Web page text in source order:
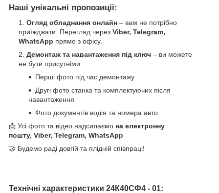
Наші унікальні пропозиції:
Огляд обладнання онлайн – вам не потрібно
приїжджати. Перегляд через Viber, Telegram,
WhatsApp прямо з офісу.
Демонтаж та навантаження під ключ – ви можете
не бути присутніми:
Перші фото під час демонтажу
Другі фото станка та комплектуючих після
навантаження
Фото документів водія та номера авто
📩 Усі фото та відео надсилаємо на електронну
пошту, Viber, Telegram, WhatsApp
🤝 Будемо раді довгій та плідній співпраці!
Технічні характеристики 24К40СФ4 - 01: